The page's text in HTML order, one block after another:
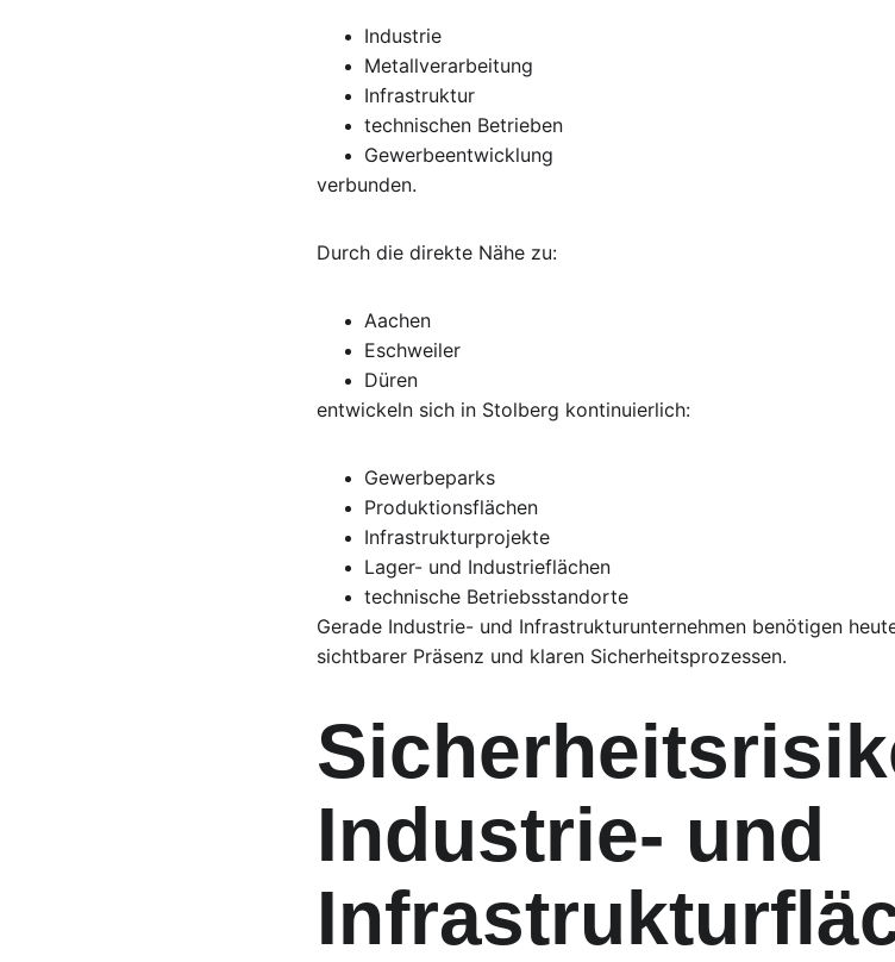
Industrie
Metallverarbeitung
Infrastruktur
technischen Betrieben
Gewerbeentwicklung
verbunden.
Durch die direkte Nähe zu:
Aachen
Eschweiler
Düren
entwickeln sich in Stolberg kontinuierlich:
Gewerbeparks
Produktionsflächen
Infrastrukturprojekte
Lager- und Industrieflächen
technische Betriebsstandorte
Gerade Industrie- und Infrastrukturunternehmen benötigen
sichtbarer Präsenz und klaren Sicherheitsprozessen.
Industrie- und